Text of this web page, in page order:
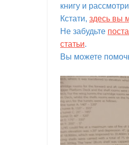
книгу и
Кстати, здесь вы
Не забудьте
статьи.
Вы можете